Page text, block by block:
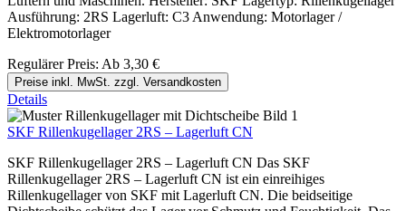
Ausführung: 2RS Lagerluft: C3 Anwendung: Motorlager /
Elektromotorlager
Regulärer Preis: Ab 3,30 €
Preise inkl. MwSt. zzgl. Versandkosten
Details
SKF Rillenkugellager 2RS – Lagerluft CN
SKF Rillenkugellager 2RS – Lagerluft CN Das SKF
Rillenkugellager 2RS – Lagerluft CN ist ein einreihiges
Rillenkugellager von SKF mit Lagerluft CN. Die beidseitige